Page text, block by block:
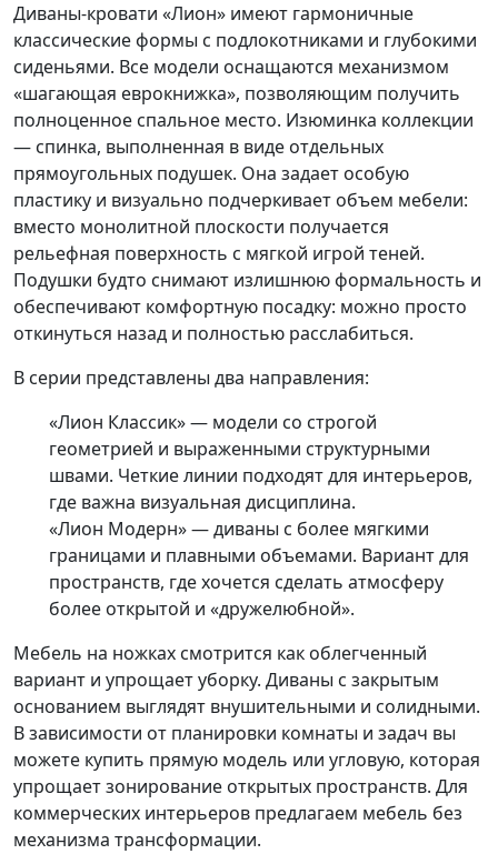
Диваны-кровати «Лион» имеют гармоничные
классические формы с подлокотниками и глубокими
сиденьями. Все модели оснащаются механизмом
«шагающая еврокнижка», позволяющим получить
полноценное спальное место. Изюминка коллекции
— спинка, выполненная в виде отдельных
прямоугольных подушек. Она задает особую
пластику и визуально подчеркивает объем мебели:
вместо монолитной плоскости получается
рельефная поверхность с мягкой игрой теней.
Подушки будто снимают излишнюю формальность и
обеспечивают комфортную посадку: можно просто
откинуться назад и полностью расслабиться.
В серии представлены два направления:
«Лион Классик» — модели со строгой
геометрией и выраженными структурными
швами. Четкие линии подходят для интерьеров,
где важна визуальная дисциплина.
«Лион Модерн» — диваны с более мягкими
границами и плавными объемами. Вариант для
пространств, где хочется сделать атмосферу
более открытой и «дружелюбной».
Мебель на ножках смотрится как облегченный
вариант и упрощает уборку. Диваны с закрытым
основанием выглядят внушительными и солидными.
В зависимости от планировки комнаты и задач вы
можете купить прямую модель или угловую, которая
упрощает зонирование открытых пространств. Для
коммерческих интерьеров предлагаем мебель без
механизма трансформации.